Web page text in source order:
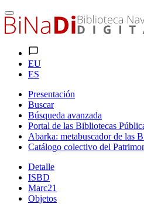
EU
ES
Presentación
Buscar
Búsqueda avanzada
Portal de las Bibliotecas
Abarka: metabuscador de las
Catálogo colectivo del
Detalle
ISBD
Marc21
Objetos